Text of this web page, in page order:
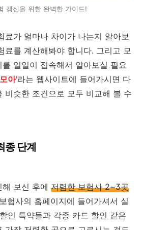
갱신을 위한 완벽한 가이드!
료가 얼마나 차이가 나는지 알아보
료를 계산해봐야 합니다. 그리고 모
일일이 접속해서 알아보실 필요
아'라는 웹사이트에 들어가시면 다
비슷한 조건으로 모두 비교해 볼 수
종 단계
보신 후에 저렴한 보험사 2~3곳
험사의 홈페이지에 들어가셔서 실
인 특약들과 각종 카드 할인 같은